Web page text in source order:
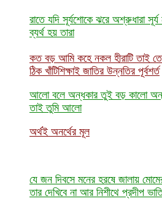
রাতে যদি সূর্যশোকে ঝরে অশ্রুধারা সূর্য
ব্যর্থ হয় তারা
কত বড় আমি কহে নকল হীরাটি তাই
ঠিক খাঁটিশিক্ষাই জাতির উন্নতির পূর্বশর্ত
আলো বলে অন্ধকার তুই বড় কালো
তাই তুমি আলো
অর্থই অনর্থের মূল
যে জন দিবসে মনের হরষে জালায়
তার দেখিবে না আর নিশীথে প্রদীপ